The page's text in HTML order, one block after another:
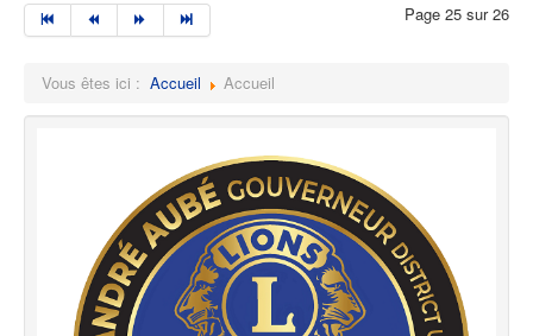
Page 25 sur 26
Vous êtes ici : Accueil Accueil